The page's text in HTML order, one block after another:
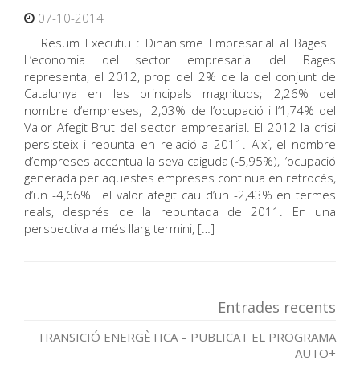
07-10-2014
Resum Executiu : Dinanisme Empresarial al Bages
L’economia del sector empresarial del Bages
representa, el 2012, prop del 2% de la del conjunt de
Catalunya en les principals magnituds; 2,26% del
nombre d’empreses, 2,03% de l’ocupació i l’1,74% del
Valor Afegit Brut del sector empresarial. El 2012 la crisi
persisteix i repunta en relació a 2011. Així, el nombre
d’empreses accentua la seva caiguda (-5,95%), l’ocupació
generada per aquestes empreses continua en retrocés,
d’un -4,66% i el valor afegit cau d’un -2,43% en termes
reals, després de la repuntada de 2011. En una
perspectiva a més llarg termini, […]
Entrades recents
TRANSICIÓ ENERGÈTICA – PUBLICAT EL PROGRAMA
AUTO+